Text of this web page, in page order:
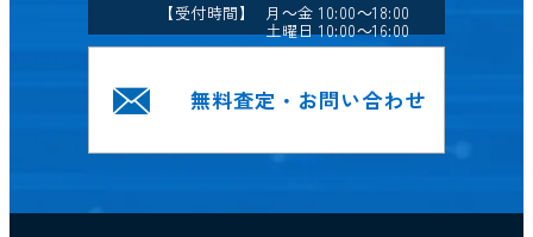
【受付時間】 月～金 10:00～18:00
土曜日 10:00～16:00
無料査定・お問い合わせ